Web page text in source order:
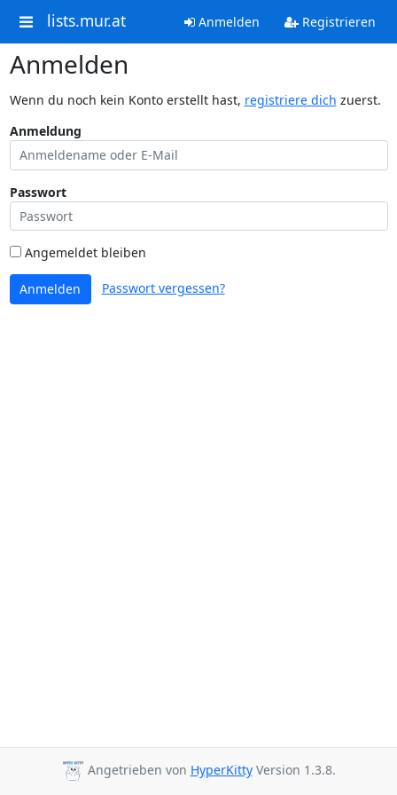
lists.mur.at Anmelden Registrieren
Anmelden
Wenn du noch kein Konto erstellt hast, registriere dich zuerst.
Anmeldung
Passwort
Angemeldet bleiben
Anmelden Passwort vergessen?
Angetrieben von HyperKittyVersion 1.3.8.